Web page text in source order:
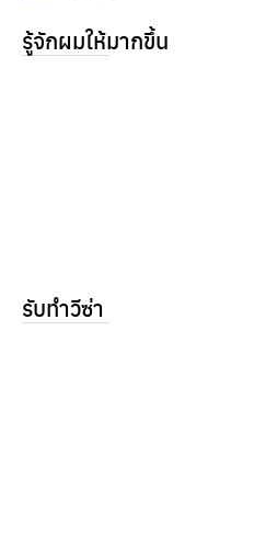
รู้จักผมให้มากขึ้น
รับทำวีซ่า